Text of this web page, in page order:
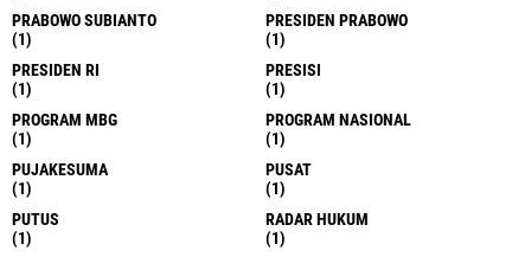
PRABOWO SUBIANTO
(1)
PRESIDEN PRABOWO
(1)
PRESIDEN RI
(1)
PRESISI
(1)
PROGRAM MBG
(1)
PROGRAM NASIONAL
(1)
PUJAKESUMA
(1)
PUSAT
(1)
PUTUS
(1)
RADAR HUKUM
(1)